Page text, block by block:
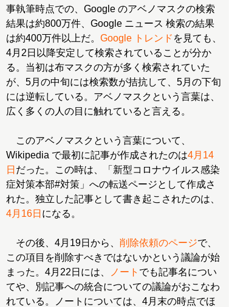
事執筆時点での、Google のアベノマスクの検索
結果は約800万件、Google ニュース 検索の結果
は約400万件以上だ。 Google トレンド を見ても、
4月2日以降安定して検索されていることが分か
る。当初は布マスクの方が多く検索されていた
が、5月の中旬には検索数が拮抗して、5月の下旬
には逆転している。アベノマスクという言葉は、
広く多くの人の目に触れていると言える。
このアベノマスクという言葉について、
Wikipedia で最初に記事が作成されたのは4月14
日 だった。この時は、「新型コロナウイルス感染
症対策本部#対策」への転送ページとして作成さ
れた。独立した記事として書き起こされたのは、
4月16日 になる。
その後、4月19日から、 削除依頼のページで、
この項目を削除すべきではないかという議論が始
まった。4月22日には、
ノート でも記事名につい
てや、別記事への統合についての議論がおこなわ
れている。ノートについては、4月末の時点でほ